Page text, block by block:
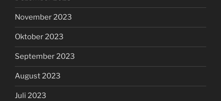
November 2023
Oktober 2023
September 2023
August 2023
Juli 2023